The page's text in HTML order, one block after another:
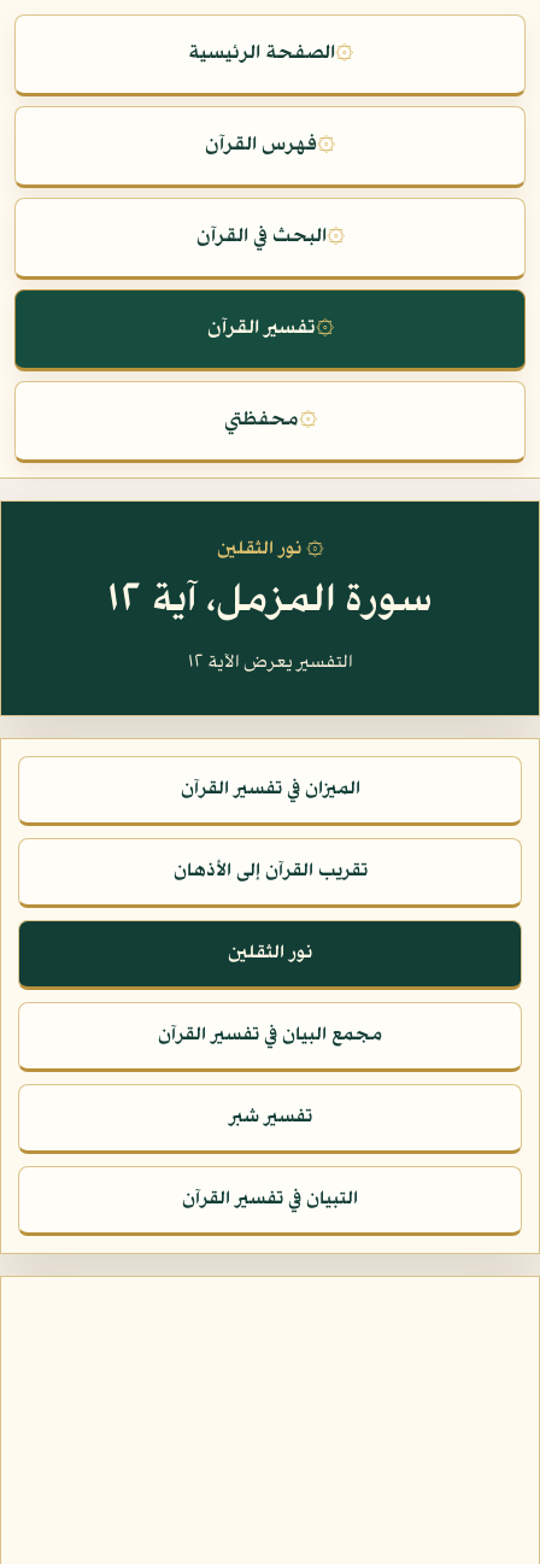
۞الصفحة الرئيسية
۞فهرس القرآن
۞البحث في القرآن
۞تفسير القرآن
۞محفظتي
۞ نور الثقلين
سورة المزمل، آية ١٢
التفسير يعرض الآية ١٢
الميزان في تفسير القرآن
تقريب القرآن إلى الأذهان
نور الثقلين
مجمع البيان في تفسير القرآن
تفسير شبر
التبيان في تفسير القرآن